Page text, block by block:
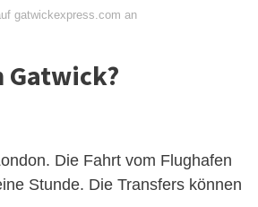
gatwickexpress.com an
Gatwick?
Die Fahrt vom Flughafen
Stunde. Die Transfers können